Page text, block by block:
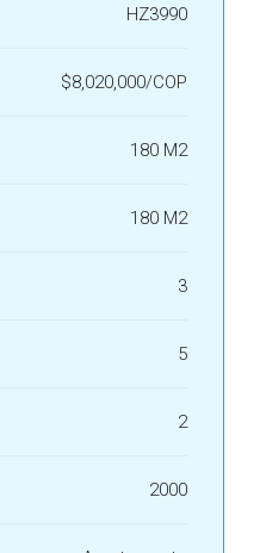
HZ3990
$8,020,000/COP
180 M2
180 M2
3
5
2
2000